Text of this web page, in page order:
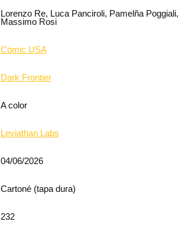
Lorenzo Re, Luca Panciroli, Pamelña Poggiali,
Massimo Rosi
Cómic USA
Dark Frontier
A color
Leviathan Labs
04/06/2026
Cartoné (tapa dura)
232